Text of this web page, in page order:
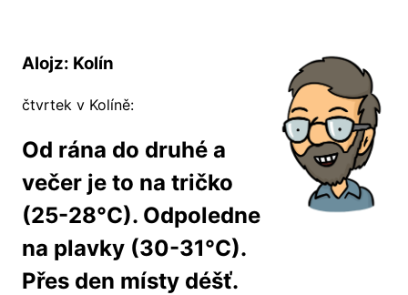
Alojz: Kolín
čtvrtek v Kolíně:
Od rána do druhé a
večer je to na tričko
(25-28°C). Odpoledne
na plavky (30-31°C).
Přes den místy déšť.